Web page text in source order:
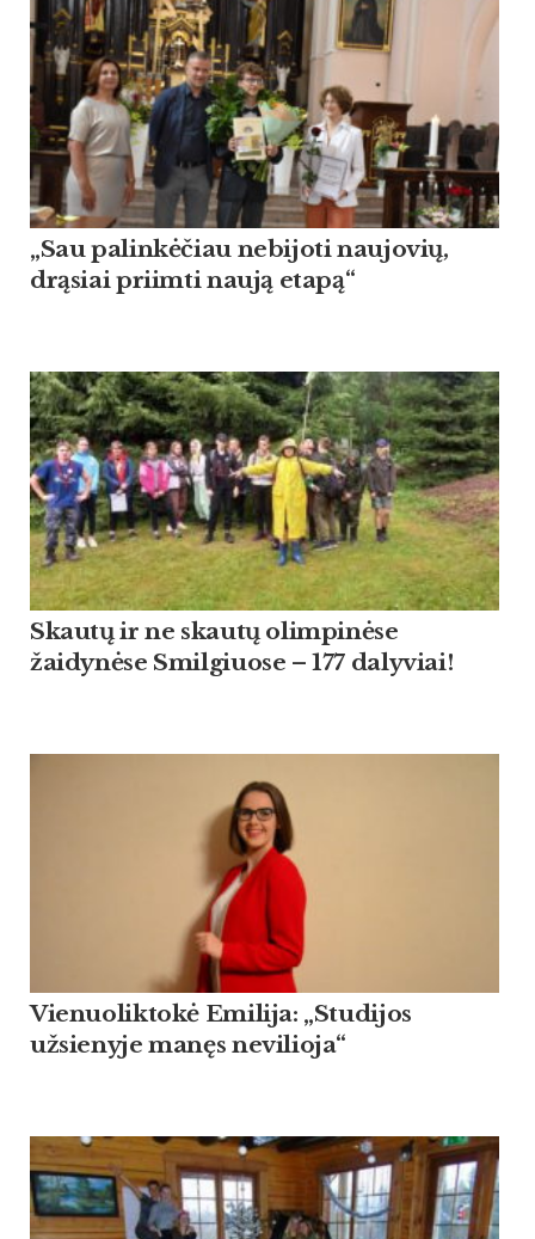
„Sau palinkėčiau nebijoti naujovių,
drąsiai priimti naują etapą“
Skautų ir ne skautų olimpinėse
žaidynėse Smilgiuose – 177 dalyviai!
Vienuoliktokė Emilija: „Studijos
užsienyje manęs nevilioja“